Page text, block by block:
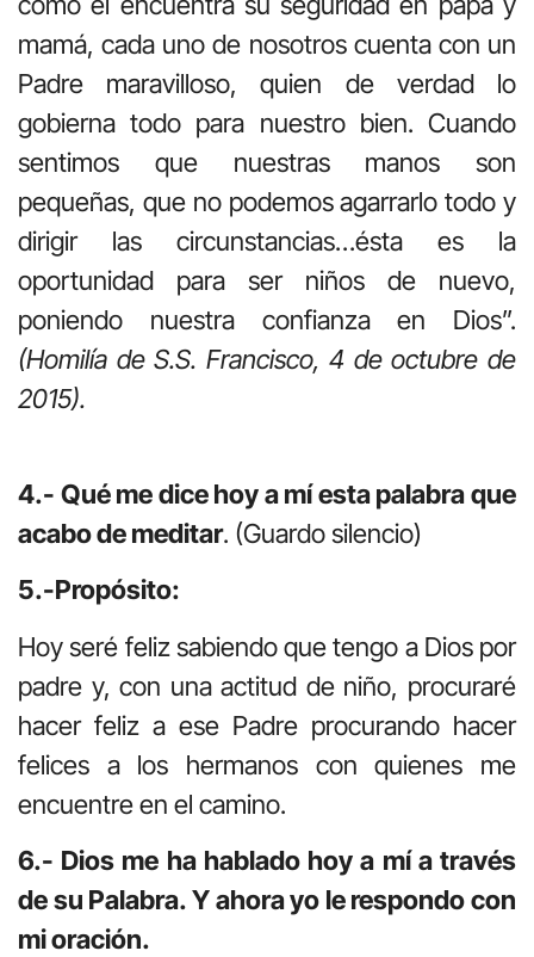
mamá, cada uno de nosotros cuenta con un
Padre maravilloso, quien de verdad lo
gobierna todo para nuestro bien. Cuando
sentimos que nuestras manos son
pequeñas, que no podemos agarrarlo todo y
dirigir las circunstancias…ésta es la
oportunidad para ser niños de nuevo,
poniendo nuestra confianza en Dios”.
(Homilía de S.S. Francisco, 4 de octubre de
2015).
4.- Qué me dice hoy a mí esta palabra que
acabo de meditar. (Guardo silencio)
5.-Propósito:
Hoy seré feliz sabiendo que tengo a Dios por
padre y, con una actitud de niño, procuraré
hacer feliz a ese Padre procurando hacer
felices a los hermanos con quienes me
encuentre en el camino.
6.- Dios me ha hablado hoy a mí a través
de su Palabra. Y ahora yo le respondo con
mi oración.